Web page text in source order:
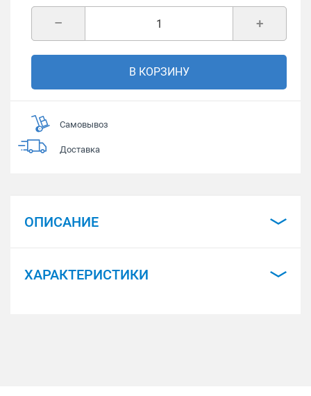
+
–
В КОРЗИНУ
Самовывоз
Доставка
ОПИСАНИЕ
ХАРАКТЕРИСТИКИ